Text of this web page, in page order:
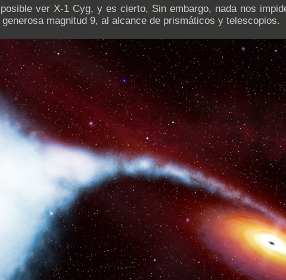
ver X-1 Cyg, y es cierto, Sin embargo, nada nos
magnitud 9, al alcance de prismáticos y telescopios.